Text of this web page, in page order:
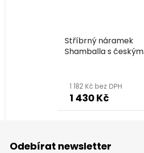
Stříbrný náramek
Shamballa s českým
1 182 Kč bez DPH
1 430 Kč
Odebírat newsletter